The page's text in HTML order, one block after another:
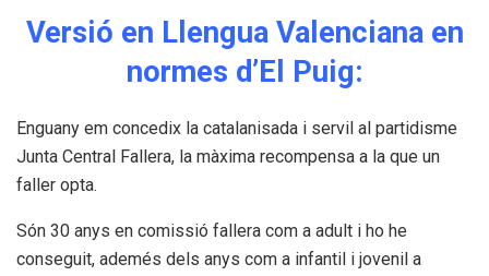
Versió en Llengua Valenciana en
normes d’El Puig:
Enguany em concedix la catalanisada i servil al partidisme
Junta Central Fallera, la màxima recompensa a la que un
faller opta.
Són 30 anys en comissió fallera com a adult i ho he
conseguit, ademés dels anys com a infantil i jovenil a